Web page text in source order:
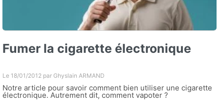
Fumer la cigarette électronique
Le 18/01/2012 par Ghyslain ARMAND
Notre article pour savoir comment bien utiliser une cigarette
électronique. Autrement dit, comment vapoter ?